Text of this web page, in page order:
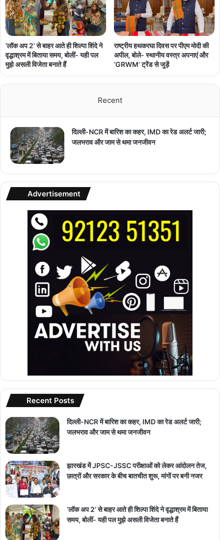
‘लॉक अप 2’ से बाहर आते ही शिल्पा शिंदे ने
वृद्धाश्रम में बिताया समय, बोलीं- यही पल
मुझे असली विजेता बनाते हैं
राष्ट्रीय हथकरघा दिवस पर पीएम मोदी की
अपील, बोले- स्थानीय वस्त्र अपनाएं और
‘GRWM’ ट्रेंड से जुड़ें
Recent
दिल्ली-NCR में बारिश का कहर, IMD का रेड अलर्ट जारी;
जलभराव और जाम से थमा जनजीवन
Advertisement
Recent Posts
दिल्ली-NCR में बारिश का कहर, IMD का रेड अलर्ट जारी;
जलभराव और जाम से थमा जनजीवन
झारखंड में JPSC-JSSC परीक्षाओं को लेकर आंदोलन तेज,
छात्रों और सरकार के बीच बातचीत शुरू, मांगों पर बनी नजर
‘लॉक अप 2’ से बाहर आते ही शिल्पा शिंदे ने वृद्धाश्रम में बिताया
समय, बोलीं- यही पल मुझे असली विजेता बनाते हैं